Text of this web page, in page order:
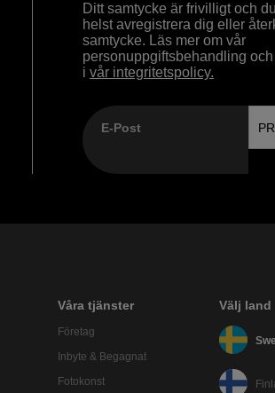
Ditt samtycke är frivilligt och
helst avregistrera dig eller
samtycke. Läs mer om vår
personuppgiftsbehandling
i vår integritetspolicy.
E-Post
Våra tjänster
Företag
Inbyte & Begagnat
Fotokonst
Välj land